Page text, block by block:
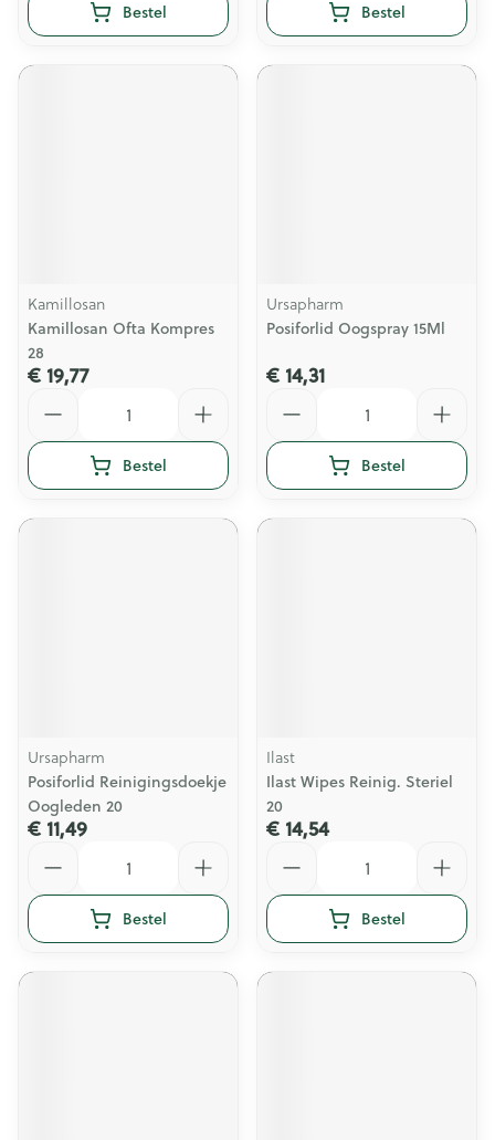
Bestel Bestel
Kamillosan
Kamillosan Ofta Kompres
28
€ 19,77
Bestel
Ursapharm
Posiforlid Oogspray 15Ml
€ 14,31
Bestel
Ursapharm
Posiforlid Reinigingsdoekje
Oogleden 20
€ 11,49
Bestel
Ilast
Ilast Wipes Reinig. Steriel
20
€ 14,54
Bestel